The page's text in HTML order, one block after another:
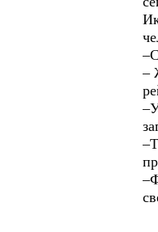
–